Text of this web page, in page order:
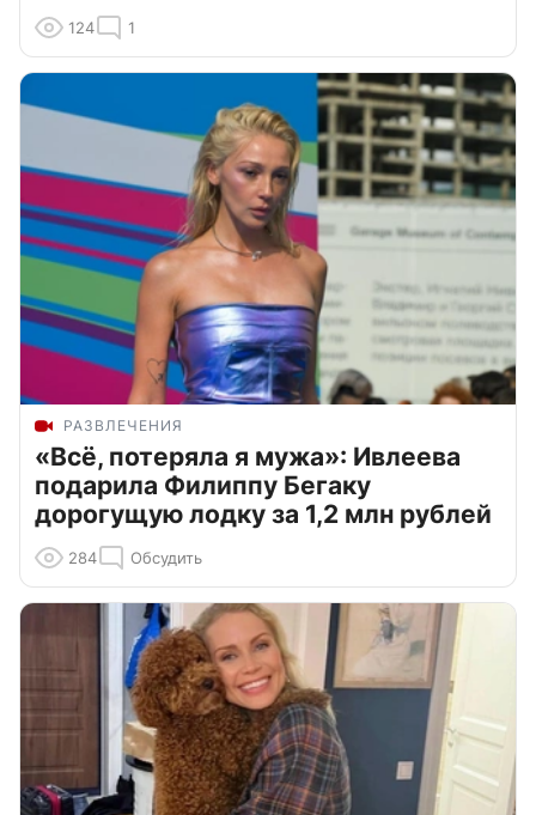
124 1
РАЗВЛЕЧЕНИЯ
«Всё, потеряла я мужа»: Ивлеева
подарила Филиппу Бегаку
дорогущую лодку за 1,2 млн рублей
284 Обсудить